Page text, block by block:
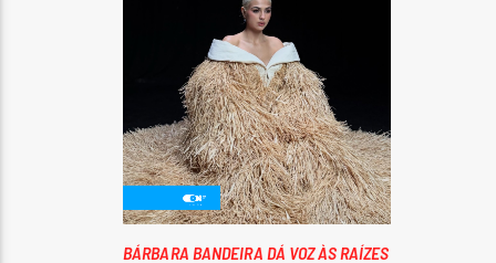
BÁRBARA BANDEIRA DÁ VOZ ÀS RAÍZES